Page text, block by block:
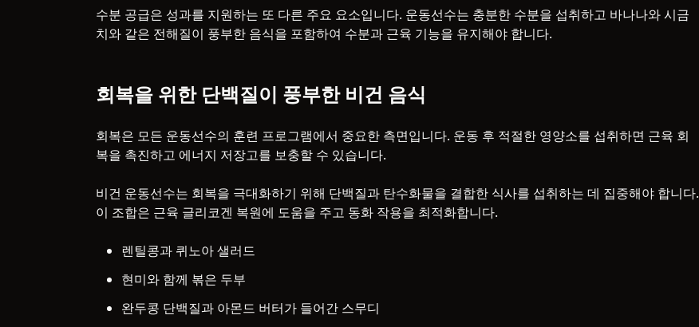
수분 공급은 성과를 지원하는 또 다른 주요 요소입니다. 운동선수는 충분한 수분을 섭취하고 바나나와 시금
치와 같은 전해질이 풍부한 음식을 포함하여 수분과 근육 기능을 유지해야 합니다.
회복을 위한 단백질이 풍부한 비건 음식
회복은 모든 운동선수의 훈련 프로그램에서 중요한 측면입니다. 운동 후 적절한 영양소를 섭취하면 근육 회
복을 촉진하고 에너지 저장고를 보충할 수 있습니다.
비건 운동선수는 회복을 극대화하기 위해 단백질과 탄수화물을 결합한 식사를 섭취하는 데 집중해야 합니다.
이 조합은 근육 글리코겐 복원에 도움을 주고 동화 작용을 최적화합니다.
렌틸콩과 퀴노아 샐러드
현미와 함께 볶은 두부
완두콩 단백질과 아몬드 버터가 들어간 스무디